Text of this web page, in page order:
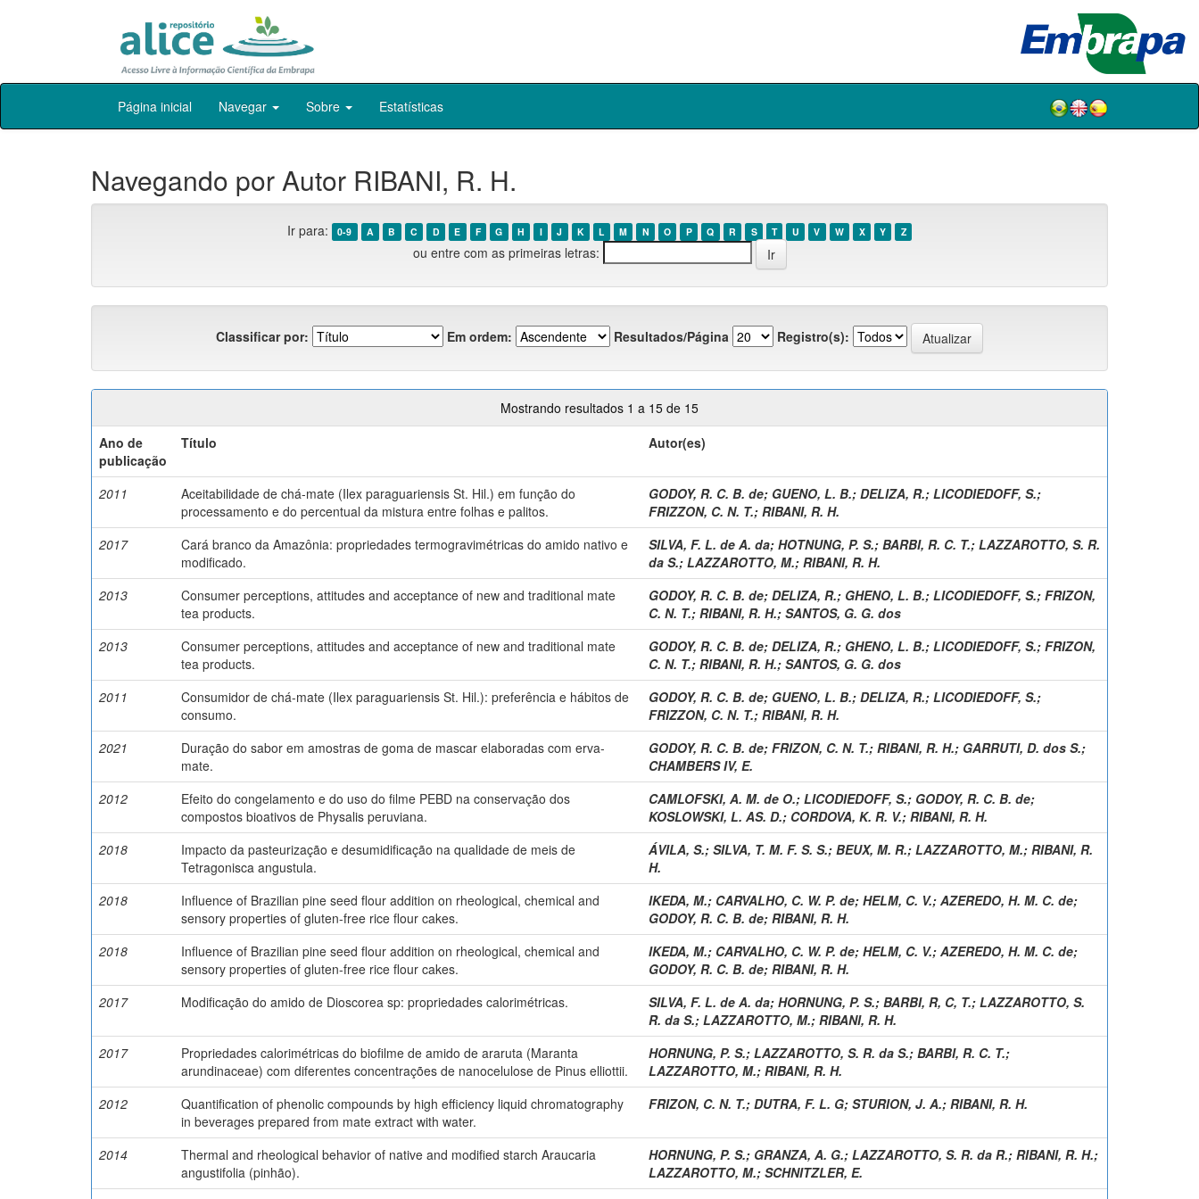
Skip
Página inicial Navegar Sobre Estatísticas
Navegando por Autor RIBANI, R. H.
Ir para: 0-9 A B C D E F G H I J K L M N O P Q R S T U V W X Y Z
ou entre com as primeiras letras:
Classificar por: Em ordem: Resultados/Página Registro(s):
Mostrando resultados 1 a 15 de 15
Ano de
publicação
Título Autor(es)
2011
Aceitabilidade de chá-mate (Ilex paraguariensis St. Hil.) em função do
processamento e do percentual da mistura entre folhas e palitos.
GODOY, R. C. B. de; GUENO, L. B.; DELIZA, R.; LICODIEDOFF, S.;
FRIZZON, C. N. T.; RIBANI, R. H.
2017
Cará branco da Amazônia: propriedades termogravimétricas do amido nativo e
modificado.
SILVA, F. L. de A. da; HOTNUNG, P. S.; BARBI, R. C. T.; LAZZAROTTO, S. R.
da S.; LAZZAROTTO, M.; RIBANI, R. H.
2013
Consumer perceptions, attitudes and acceptance of new and traditional mate
tea products.
GODOY, R. C. B. de; DELIZA, R.; GHENO, L. B.; LICODIEDOFF, S.; FRIZON,
C. N. T.; RIBANI, R. H.; SANTOS, G. G. dos
2013
Consumer perceptions, attitudes and acceptance of new and traditional mate
tea products.
GODOY, R. C. B. de; DELIZA, R.; GHENO, L. B.; LICODIEDOFF, S.; FRIZON,
C. N. T.; RIBANI, R. H.; SANTOS, G. G. dos
2011
Consumidor de chá-mate (Ilex paraguariensis St. Hil.): preferência e hábitos de
consumo.
GODOY, R. C. B. de; GUENO, L. B.; DELIZA, R.; LICODIEDOFF, S.;
FRIZZON, C. N. T.; RIBANI, R. H.
2021
Duração do sabor em amostras de goma de mascar elaboradas com erva-
mate.
GODOY, R. C. B. de; FRIZON, C. N. T.; RIBANI, R. H.; GARRUTI, D. dos S.;
CHAMBERS IV, E.
2012
Efeito do congelamento e do uso do filme PEBD na conservação dos
compostos bioativos de Physalis peruviana.
CAMLOFSKI, A. M. de O.; LICODIEDOFF, S.; GODOY, R. C. B. de;
KOSLOWSKI, L. AS. D.; CORDOVA, K. R. V.; RIBANI, R. H.
2018
Impacto da pasteurização e desumidificação na qualidade de meis de
Tetragonisca angustula.
ÁVILA, S.; SILVA, T. M. F. S. S.; BEUX, M. R.; LAZZAROTTO, M.; RIBANI, R.
H.
2018
Influence of Brazilian pine seed flour addition on rheological, chemical and
sensory properties of gluten-free rice flour cakes.
IKEDA, M.; CARVALHO, C. W. P. de; HELM, C. V.; AZEREDO, H. M. C. de;
GODOY, R. C. B. de; RIBANI, R. H.
2018
Influence of Brazilian pine seed flour addition on rheological, chemical and
sensory properties of gluten-free rice flour cakes.
IKEDA, M.; CARVALHO, C. W. P. de; HELM, C. V.; AZEREDO, H. M. C. de;
GODOY, R. C. B. de; RIBANI, R. H.
2017
Modificação do amido de Dioscorea sp: propriedades calorimétricas. SILVA, F. L. de A. da; HORNUNG, P. S.; BARBI, R, C, T.; LAZZAROTTO, S.
R. da S.; LAZZAROTTO, M.; RIBANI, R. H.
2017
Propriedades calorimétricas do biofilme de amido de araruta (Maranta
arundinaceae) com diferentes concentrações de nanocelulose de Pinus elliottii.
HORNUNG, P. S.; LAZZAROTTO, S. R. da S.; BARBI, R. C. T.;
LAZZAROTTO, M.; RIBANI, R. H.
2012
Quantification of phenolic compounds by high efficiency liquid chromatography
in beverages prepared from mate extract with water.
FRIZON, C. N. T.; DUTRA, F. L. G; STURION, J. A.; RIBANI, R. H.
2014
Thermal and rheological behavior of native and modified starch Araucaria
angustifolia (pinhão).
HORNUNG, P. S.; GRANZA, A. G.; LAZZAROTTO, S. R. da R.; RIBANI, R. H.;
LAZZAROTTO, M.; SCHNITZLER, E.